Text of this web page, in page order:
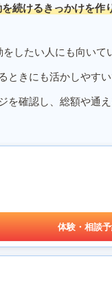
続けるきっかけを作
したい人にも向いて
きにも活かしやすい
を確認し、総額や通
体験・相談